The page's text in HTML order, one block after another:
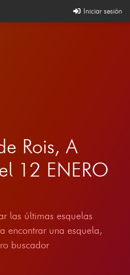
Iniciar sesión
Rois, A
12 ENERO
las últimas esquelas
encontrar una esquela,
buscador